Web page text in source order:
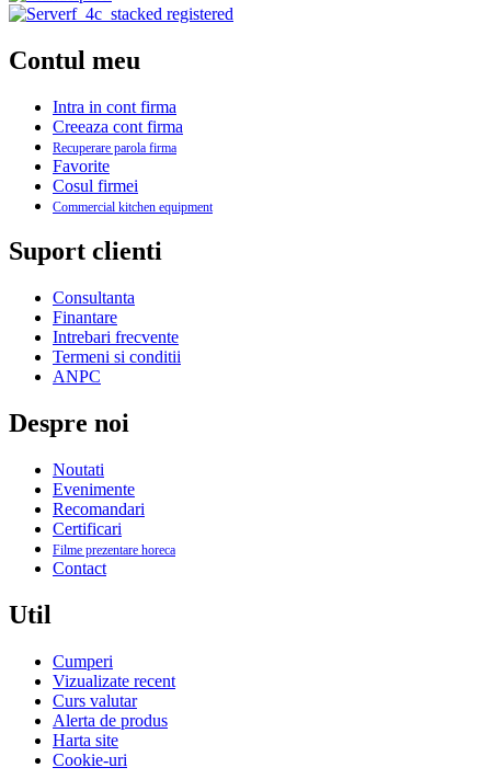
Contul meu
Intra in cont firma
Creeaza cont firma
Recuperare parola firma
Favorite
Cosul firmei
Commercial kitchen equipment
Suport clienti
Consultanta
Finantare
Intrebari frecvente
Termeni si conditii
ANPC
Despre noi
Noutati
Evenimente
Recomandari
Certificari
Filme prezentare horeca
Contact
Util
Cumperi
Vizualizate recent
Curs valutar
Alerta de produs
Harta site
Cookie-uri